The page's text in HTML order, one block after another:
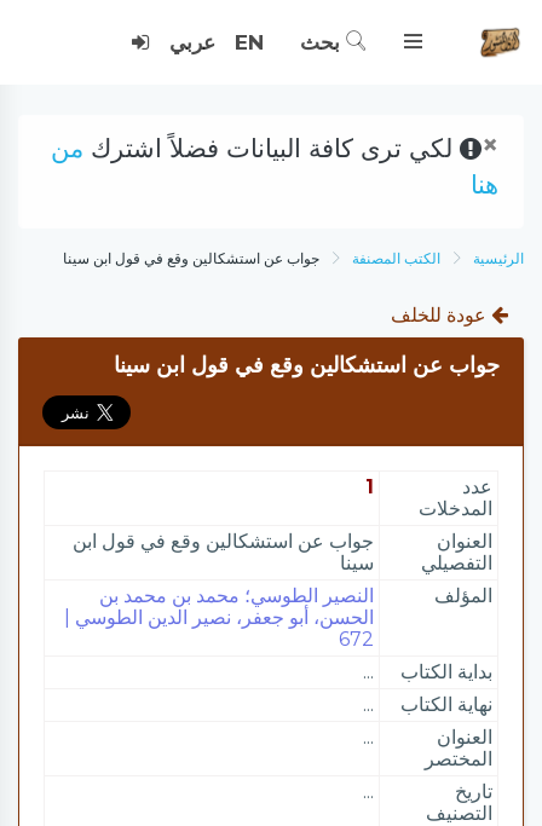
بحث EN عربي
× لكي ترى كافة البيانات فضلاً اشترك من
هنا
الرئيسية الكتب المصنفة جواب عن استشكالين وقع في قول ابن سينا
عودة للخلف
جواب عن استشكالين وقع في قول ابن سينا
عدد
المدخلات
1
العنوان
التفصيلي
جواب عن استشكالين وقع في قول ابن
سينا
المؤلف
النصير الطوسي؛ محمد بن محمد بن
الحسن، أبو جعفر، نصير الدين الطوسي |
672
بداية الكتاب
...
نهاية الكتاب
...
العنوان
المختصر
...
تاريخ
التصنيف
...